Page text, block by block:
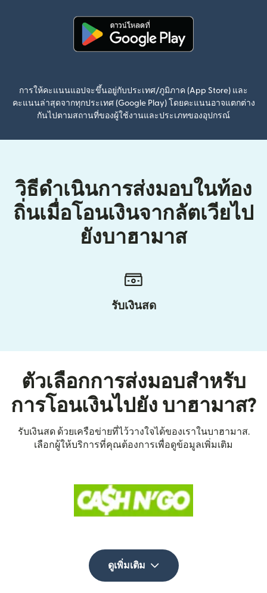
การให้คะแนนแอปจะขึ้นอยู่กับประเทศ/ภูมิภาค (App Store) และ
คะแนนล่าสุดจากทุกประเทศ (Google Play) โดยคะแนนอาจแตกต่าง
กันไปตามสถานที่ของผู้ใช้งานและประเภทของอุปกรณ์
วิธีดำเนินการส่งมอบในท้อง
ถิ่นเมื่อโอนเงินจากลัตเวียไป
ยังบาฮามาส
รับเงินสด
ตัวเลือกการส่งมอบสำหรับ
การโอนเงินไปยัง บาฮามาส?
รับเงินสด ด้วยเครือข่ายที่ไว้วางใจได้ของเราในบาฮามาส.
เลือกผู้ให้บริการที่คุณต้องการเพื่อดูข้อมูลเพิ่มเติม
ดูเพิ่มเติม